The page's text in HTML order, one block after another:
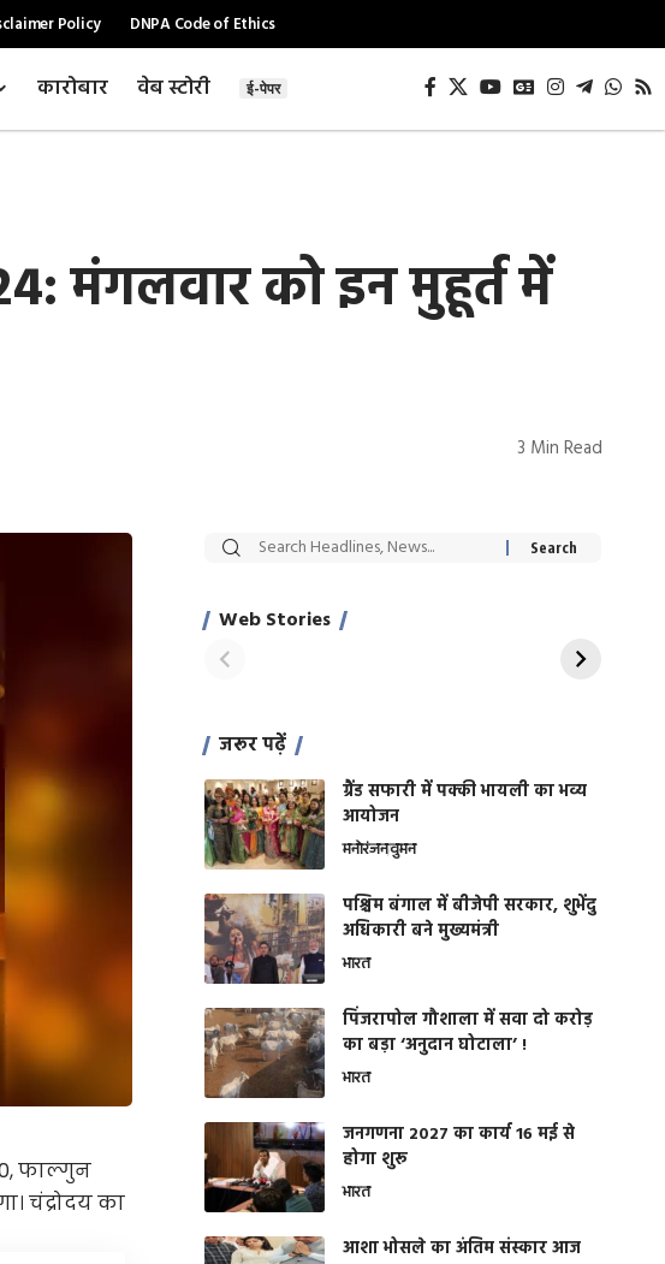
Policy DNPA Code of Ethics
कारोबार वेब स्टोरी ई-पेपर
मंगलवार को इन मुहूर्त में
3 Min Read
फाल्गुन
चंद्रोदय का
Web Stories
सट्टेबाजी में अरेस्ट हुए
साहिल खान
रोज एक कच्चे लहसुन
जरूर पढ़ें
ग्रैंड सफारी में पक्की भायली का भव्य
आयोजन
मनोरंजनवुमन
पश्चिम बंगाल में बीजेपी सरकार, शुभेंदु
अधिकारी बने मुख्यमंत्री
भारत
​पिंजरापोल गौशाला में सवा दो करोड़
का बड़ा ‘अनुदान घोटाला’ !
भारत
जनगणना 2027 का कार्य 16 मई से
होगा शुरू
भारत
आशा भोसले का अंतिम संस्कार आज